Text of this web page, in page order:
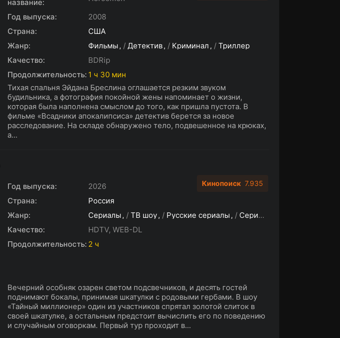
название:
Год выпуска:
2008
Страна:
США
Жанр:
Фильмы / Детектив / Криминал / Триллер
Качество:
BDRip
Продолжительность: 1 ч 30 мин
Тихая спальня Эйдана Бреслина оглашается резким звуком
будильника, а фотография покойной жены напоминает о жизни,
которая была наполнена смыслом до того, как пришла пустота. В
фильме «Всадники апокалипсиса» детектив берется за новое
расследование. На складе обнаружено тело, подвешенное на крюках,
а...
Год выпуска:
2026
Страна:
Россия
Жанр:
Сериалы / ТВ шоу / Русские сериалы / Сериалы 2026
Качество:
HDTV, WEB-DL
Продолжительность: 2 ч
Вечерний особняк озарен светом подсвечников, и десять гостей
поднимают бокалы, принимая шкатулки с родовыми гербами. В шоу
«Тайный миллионер» один из участников спрятал золотой слиток в
своей шкатулке, а остальным предстоит вычислить его по поведению
и случайным оговоркам. Первый тур проходит в...
Кинопоиск 7.935